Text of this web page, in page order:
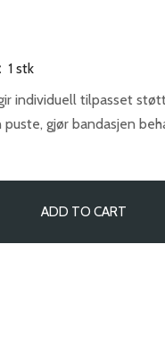
1 stk
individuell tilpasset
gjør bandasjen
ADD TO CART